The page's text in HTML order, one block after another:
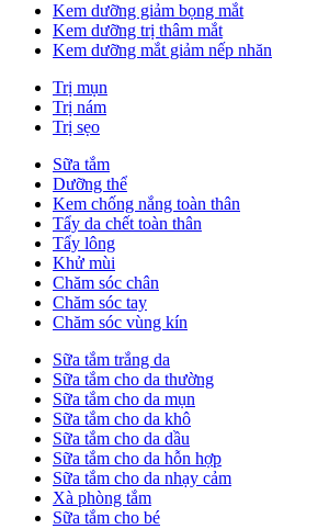
Kem dưỡng giảm bọng mắt
Kem dưỡng trị thâm mắt
Kem dưỡng mắt giảm nếp nhăn
Trị mụn
Trị nám
Trị sẹo
Sữa tắm
Dưỡng thể
Kem chống nắng toàn thân
Tẩy da chết toàn thân
Tẩy lông
Khử mùi
Chăm sóc chân
Chăm sóc tay
Chăm sóc vùng kín
Sữa tắm trắng da
Sữa tắm cho da thường
Sữa tắm cho da mụn
Sữa tắm cho da khô
Sữa tắm cho da dầu
Sữa tắm cho da hỗn hợp
Sữa tắm cho da nhạy cảm
Xà phòng tắm
Sữa tắm cho bé